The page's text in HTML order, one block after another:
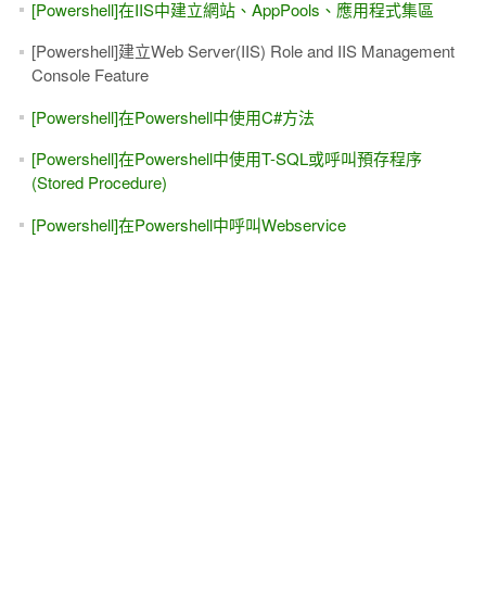
[Powershell]在IIS中建立網站、AppPools、應用程式集區
[Powershell]建立Web Server(IIS) Role and IIS Management
Console Feature
[Powershell]在Powershell中使用C#方法
[Powershell]在Powershell中使用T-SQL或呼叫預存程序
(Stored Procedure)
[Powershell]在Powershell中呼叫Webservice